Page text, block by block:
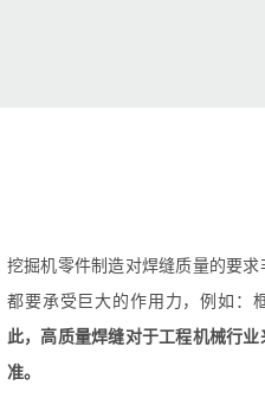
挖掘机零件制造对焊缝质量的要
都要承受巨大的作用力，例如：
此，高质量焊缝对于工程机械行
准。